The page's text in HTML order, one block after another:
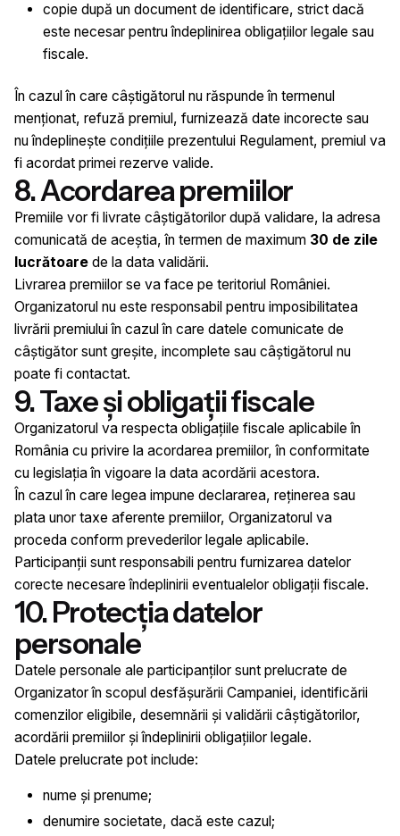
copie după un document de identificare, strict dacă
este necesar pentru îndeplinirea obligațiilor legale sau
fiscale.
În cazul în care câștigătorul nu răspunde în termenul
menționat, refuză premiul, furnizează date incorecte sau
nu îndeplinește condițiile prezentului Regulament, premiul va
fi acordat primei rezerve valide.
8. Acordarea premiilor
Premiile vor fi livrate câștigătorilor după validare, la adresa
comunicată de aceștia, în termen de maximum 30 de zile
lucrătoare de la data validării.
Livrarea premiilor se va face pe teritoriul României.
Organizatorul nu este responsabil pentru imposibilitatea
livrării premiului în cazul în care datele comunicate de
câștigător sunt greșite, incomplete sau câștigătorul nu
poate fi contactat.
9. Taxe și obligații fiscale
Organizatorul va respecta obligațiile fiscale aplicabile în
România cu privire la acordarea premiilor, în conformitate
cu legislația în vigoare la data acordării acestora.
În cazul în care legea impune declararea, reținerea sau
plata unor taxe aferente premiilor, Organizatorul va
proceda conform prevederilor legale aplicabile.
Participanții sunt responsabili pentru furnizarea datelor
corecte necesare îndeplinirii eventualelor obligații fiscale.
10. Protecția datelor
personale
Datele personale ale participanților sunt prelucrate de
Organizator în scopul desfășurării Campaniei, identificării
comenzilor eligibile, desemnării și validării câștigătorilor,
acordării premiilor și îndeplinirii obligațiilor legale.
Datele prelucrate pot include:
nume și prenume;
denumire societate, dacă este cazul;